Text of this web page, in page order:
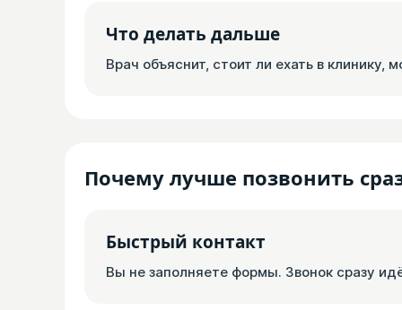
Что делать дальше
Врач объяснит, стоит ли ехать в
Почему лучше позвонить
Быстрый контакт
Вы не заполняете формы. Звонок сразу